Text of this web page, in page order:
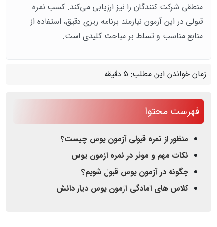
منطقی شرکت‌ کنندگان را نیز ارزیابی می‌کند. کسب نمره
قبولی در این آزمون نیازمند برنامه‌ ریزی دقیق، استفاده از
منابع مناسب و تسلط بر مباحث کلیدی است.
زمان خواندن این مطلب: 5 دقیقه
فهرست محتوا
منظور از نمره قبولی آزمون یوس چیست؟
نکات مهم و موثر در نمره آزمون یوس
چگونه در آزمون یوس قبول شویم؟
کلاس های آمادگی آزمون یوس دیار دانش